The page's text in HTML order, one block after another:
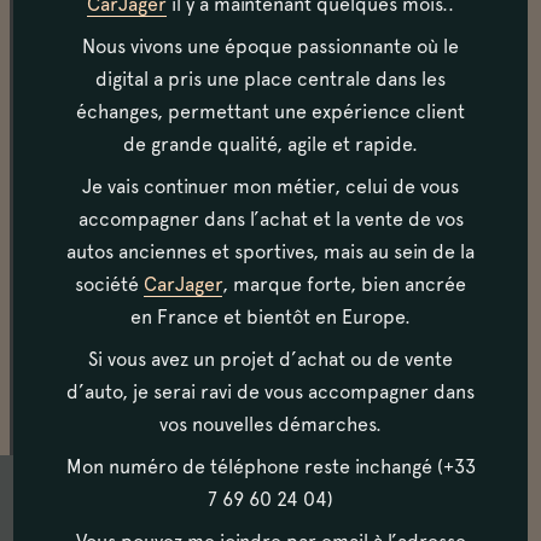
Carrosserie
toutefois quelques petits défauts (éclats/étoiles),
tout à fait normaux pour cette caisse en fibre.
Habitacle
L’intérieur de cette voiture est en excellent état. Le
tableau de bord bouchonné se marie parfaitement
CarJager il y a maintenant quelques mois..
Nous vivons une époque passionnante où le
digital a pris une place centrale dans les
échanges, permettant une expérience client
de grande qualité, agile et rapide.
Je vais continuer mon métier, celui de vous
accompagner dans l’achat et la vente de vos
autos anciennes et sportives, mais au sein de la
société CarJager, marque forte, bien ancrée
en France et bientôt en Europe.
Si vous avez un projet d’achat ou de vente
d’auto, je serai ravi de vous accompagner dans
vos nouvelles démarches.
Mon numéro de téléphone reste inchangé (+33
7 69 60 24 04)